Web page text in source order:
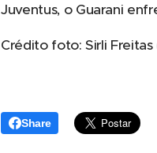
Juventus, o Guarani
Crédito foto: Sirli Freitas
Share